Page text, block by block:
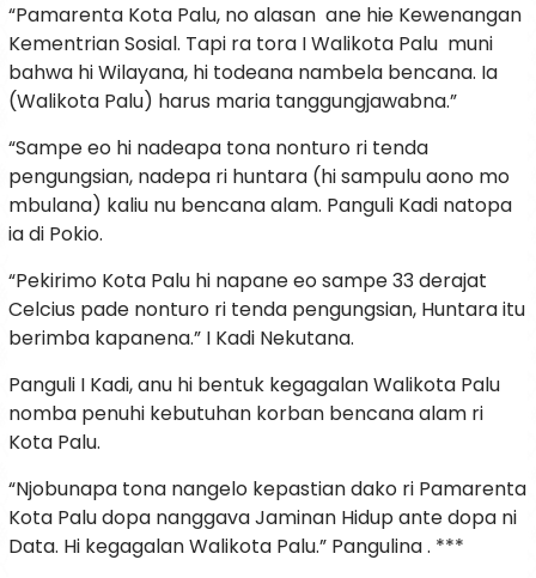
“Pamarenta Kota Palu, no alasan ane hie Kewenangan
Kementrian Sosial. Tapi ra tora I Walikota Palu muni
bahwa hi Wilayana, hi todeana nambela bencana. Ia
(Walikota Palu) harus maria tanggungjawabna.”
“Sampe eo hi nadeapa tona nonturo ri tenda
pengungsian, nadepa ri huntara (hi sampulu aono mo
mbulana) kaliu nu bencana alam. Panguli Kadi natopa
ia di Pokio.
“Pekirimo Kota Palu hi napane eo sampe 33 derajat
Celcius pade nonturo ri tenda pengungsian, Huntara itu
berimba kapanena.” I Kadi Nekutana.
Panguli I Kadi, anu hi bentuk kegagalan Walikota Palu
nomba penuhi kebutuhan korban bencana alam ri
Kota Palu.
“Njobunapa tona nangelo kepastian dako ri Pamarenta
Kota Palu dopa nanggava Jaminan Hidup ante dopa ni
Data. Hi kegagalan Walikota Palu.” Pangulina . ***